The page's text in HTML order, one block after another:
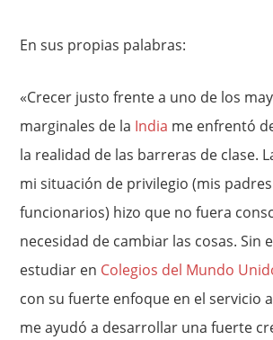
En sus propias palabras:
«Crecer justo frente a uno de los
marginales de la India me enfrentó
la realidad de las barreras de clase.
mi situación de privilegio (mis
funcionarios) hizo que no fuera
necesidad de cambiar las cosas. Sin
estudiar en Colegios del Mundo
con su fuerte enfoque en el servicio
me ayudó a desarrollar una fuerte